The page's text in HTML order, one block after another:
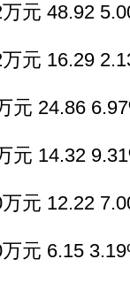
48.92
16.29
24.86
14.32
12.22
6.15